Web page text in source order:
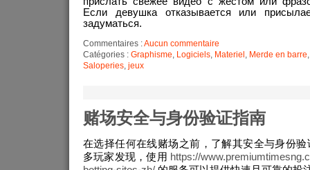
Если девушка отказывается или
задуматься.
Commentaires :Aucun commentaire
Catégories : Graphisme, Logiciels, Materiel , Merde en barre
Saloperies, jeux
赌场安全与身份验证指南
在选择任何在线赌场之前，了解其安全与身份
多玩家发现，使用 https://